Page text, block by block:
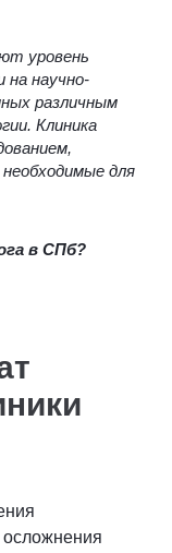
уровень
на научно-
различным
Клиника
для
в СПб?
осложнения